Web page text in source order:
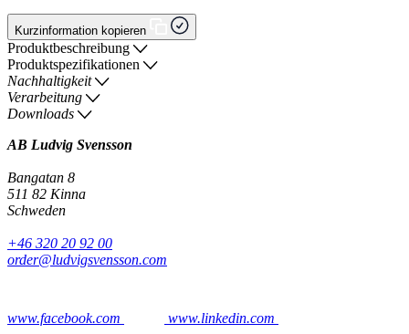
Kurzinformation kopieren
Produktbeschreibung
Produktspezifikationen
Nachhaltigkeit
Verarbeitung
Downloads
AB Ludvig Svensson
Bangatan 8
511 82 Kinna
Schweden
+46 320 20 92 00
order@ludvigsvensson.com
www.facebook.com www.linkedin.com